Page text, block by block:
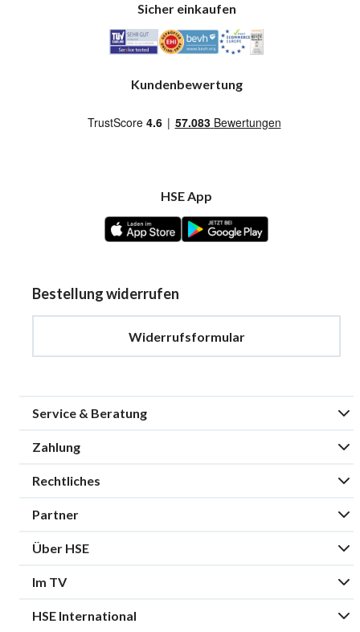
Sicher einkaufen
Kundenbewertung
HSE App
Bestellung widerrufen
Widerrufsformular
Service & Beratung
Zahlung
Rechtliches
Partner
Über HSE
Im TV
HSE International